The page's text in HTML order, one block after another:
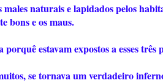
naturais e lapidados pelos
bons e os maus.
estavam expostos a esses três
se tornava um verdadeiro